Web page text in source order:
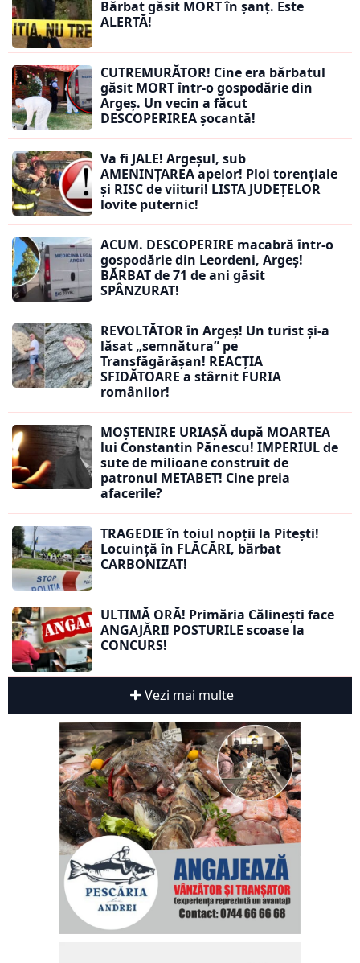
Bărbat găsit MORT în șanț. Este
ALERTĂ!
CUTREMURĂTOR! Cine era bărbatul
găsit MORT într-o gospodărie din
Argeș. Un vecin a făcut
DESCOPERIREA șocantă!
Va fi JALE! Argeșul, sub
AMENINȚAREA apelor! Ploi torențiale
și RISC de viituri! LISTA JUDEȚELOR
lovite puternic!
ACUM. DESCOPERIRE macabră într-o
gospodărie din Leordeni, Argeș!
BĂRBAT de 71 de ani găsit
SPÂNZURAT!
REVOLTĂTOR în Argeș! Un turist și-a
lăsat „semnătura” pe
Transfăgărășan! REACȚIA
SFIDĂTOARE a stârnit FURIA
românilor!
MOȘTENIRE URIAȘĂ după MOARTEA
lui Constantin Pănescu! IMPERIUL de
sute de milioane construit de
patronul METABET! Cine preia
afacerile?
TRAGEDIE în toiul nopții la Pitești!
Locuință în FLĂCĂRI, bărbat
CARBONIZAT!
ULTIMĂ ORĂ! Primăria Călinești face
ANGAJĂRI! POSTURILE scoase la
CONCURS!
Vezi mai multe